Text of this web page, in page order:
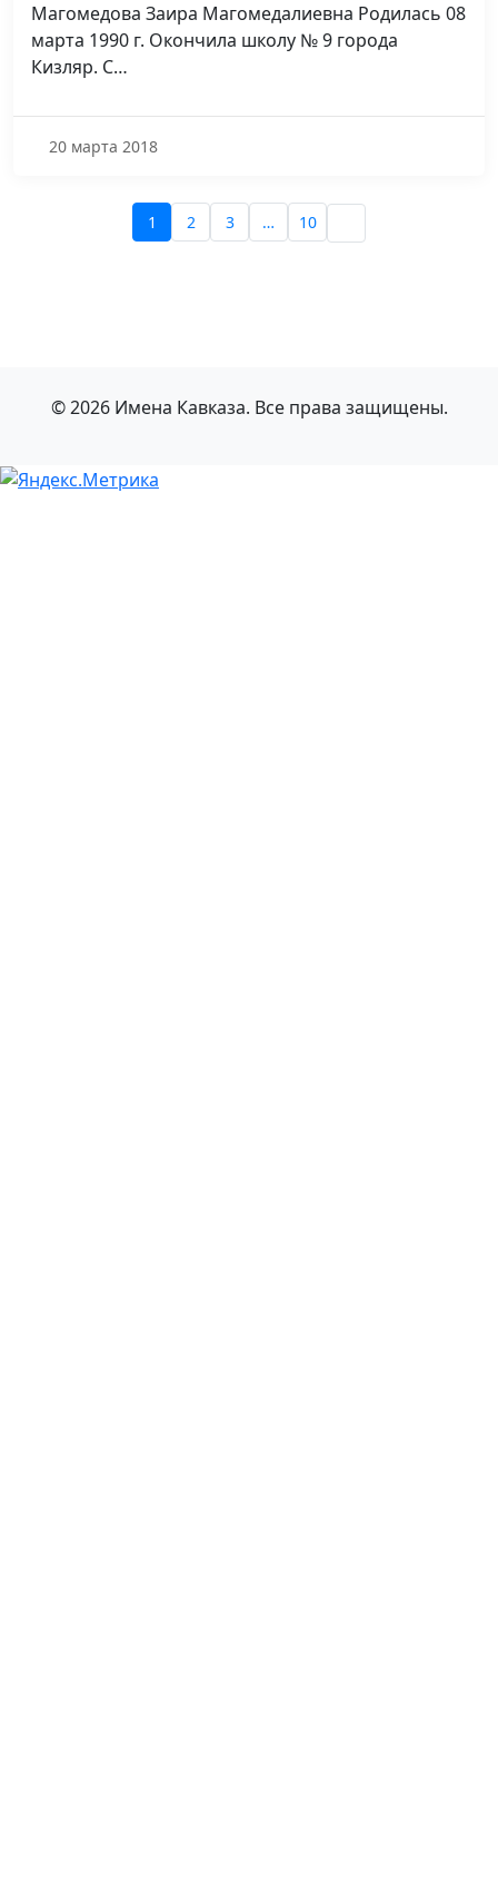
Магомедова Заира Магомедалиевна Родилась 08
марта 1990 г. Окончила школу № 9 города
Кизляр. С…
20 марта 2018
1 2 3 … 10
© 2026 Имена Кавказа. Все права защищены.